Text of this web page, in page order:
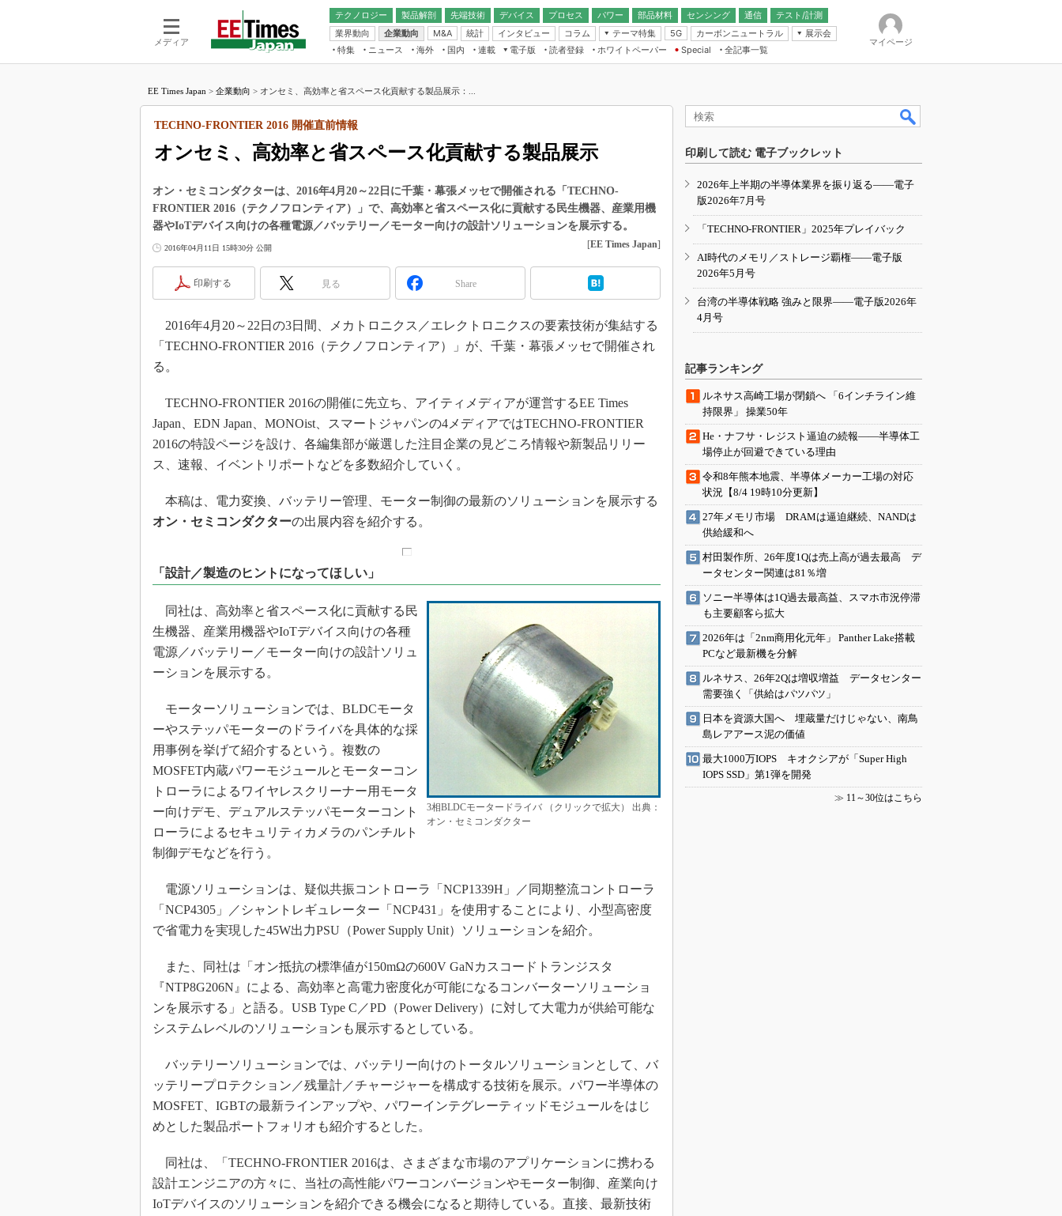
メディア
テクノロジー 製品解剖
先端技術
電池／エネルギー
デバイス
アナログ
マイコン
FPGA
プロセス パワー 部品材料 センシング
通信
無線
テスト/計測
業界動向
企業動向 M&A 統計 インタビュー コラム
テーマ特集
フィジカルAI
読者調査（EE Times Research）
電源設計（EDN Japan）
5G カーボンニュートラル
展示会
IoT・エッジコンピューティング
EXPO
TECHNO-FRONTIER
人とくるま展
特集 ニュース 海外 国内
連載
福田昭のデバイス通信
湯之上隆のナノフォーカス
大山聡の業界スコープ
大原雄介のエレ・組み込みプレイバ
リタイア直前エンジニアの社会人大
学漂流記
この10年で起こったこと、次の10年
製品分解で探るアジアの新トレンド
改革、執念の180日
イノベーションは日本を救うのか
JASA発IoT通信
IHSアナリスト「未来展望」
「英語に愛されないエンジニア」の
ための新行動論
電子版
電子ブックレット
読者登録 ホワイトペーパー
Special
全記事一覧
マイページ
EE Times Japan > 企業動向 > オンセミ、高効率と省スペース化貢献する製品展示：...
オンセミ、高効率と省スペース化貢献する製品展示
TECHNO-FRONTIER 2016 開催直前情報
オン・セミコンダクターは、2016年4月20～22日に千葉・幕張メッセで開催される「TECHNO-
FRONTIER 2016（テクノフロンティア）」で、高効率と省スペース化に貢献する民生機器、産業用機
器やIoTデバイス向けの各種電源／バッテリー／モーター向けの設計ソリューションを展示する。
2016年04月11日 15時30分 公開 [EE Times Japan]
印刷する 見る Share
2016年4月20～22日の3日間、メカトロニクス／エレクトロニクスの要素技術が集結する
「TECHNO-FRONTIER 2016（テクノフロンティア）」が、千葉・幕張メッセで開催され
る。
TECHNO-FRONTIER 2016の開催に先立ち、アイティメディアが運営するEE Times
Japan、EDN Japan、MONOist、スマートジャパンの4メディアではTECHNO-FRONTIER
2016の特設ページを設け、各編集部が厳選した注目企業の見どころ情報や新製品リリー
ス、速報、イベントリポートなどを多数紹介していく。
本稿は、電力変換、バッテリー管理、モーター制御の最新のソリューションを展示する
オン・セミコンダクターの出展内容を紹介する。
「設計／製造のヒントになってほしい」
3相BLDCモータードライバ （クリックで拡大） 出典：
オン・セミコンダクター
同社は、高効率と省スペース化に貢献する民
生機器、産業用機器やIoTデバイス向けの各種
電源／バッテリー／モーター向けの設計ソリュ
ーションを展示する。
モーターソリューションでは、BLDCモータ
ーやステッパモーターのドライバを具体的な採
用事例を挙げて紹介するという。複数の
MOSFET内蔵パワーモジュールとモーターコン
トローラによるワイヤレスクリーナー用モータ
ー向けデモ、デュアルステッパモーターコント
ローラによるセキュリティカメラのパンチルト
制御デモなどを行う。
電源ソリューションは、疑似共振コントローラ「NCP1339H」／同期整流コントローラ
「NCP4305」／シャントレギュレーター「NCP431」を使用することにより、小型高密度
で省電力を実現した45W出力PSU（Power Supply Unit）ソリューションを紹介。
また、同社は「オン抵抗の標準値が150mΩの600V GaNカスコードトランジスタ
『NTP8G206N』による、高効率と高電力密度化が可能になるコンバーターソリューショ
ンを展示する」と語る。USB Type C／PD（Power Delivery）に対して大電力が供給可能な
システムレベルのソリューションも展示するとしている。
バッテリーソリューションでは、バッテリー向けのトータルソリューションとして、バ
ッテリープロテクション／残量計／チャージャーを構成する技術を展示。パワー半導体の
MOSFET、IGBTの最新ラインアップや、パワーインテグレーティッドモジュールをはじ
めとした製品ポートフォリオも紹介するとした。
同社は、「TECHNO-FRONTIER 2016は、さまざまな市場のアプリケーションに携わる
設計エンジニアの方々に、当社の高性能パワーコンバージョンやモーター制御、産業向け
IoTデバイスのソリューションを紹介できる機会になると期待している。直接、最新技術
印刷して読む 電子ブックレット
2026年上半期の半導体業界を振り返る――電子
版2026年7月号
「TECHNO-FRONTIER」2025年プレイバック
AI時代のメモリ／ストレージ覇権――電子版
2026年5月号
台湾の半導体戦略 強みと限界――電子版2026年
4月号
記事ランキング
ルネサス高崎工場が閉鎖へ 「6インチライン維
持限界」 操業50年
He・ナフサ・レジスト逼迫の続報――半導体工
場停止が回避できている理由
令和8年熊本地震、半導体メーカー工場の対応
状況【8/4 19時10分更新】
27年メモリ市場 DRAMは逼迫継続、NANDは
供給緩和へ
村田製作所、26年度1Qは売上高が過去最高 デ
ータセンター関連は81％増
ソニー半導体は1Q過去最高益、スマホ市況停滞
も主要顧客ら拡大
2026年は「2nm商用化元年」 Panther Lake搭載
PCなど最新機を分解
ルネサス、26年2Qは増収増益 データセンター
需要強く「供給はパツパツ」
日本を資源大国へ 埋蔵量だけじゃない、南鳥
島レアアース泥の価値
最大1000万IOPS キオクシアが「Super High
IOPS SSD」第1弾を開発
≫ 11～30位はこちら